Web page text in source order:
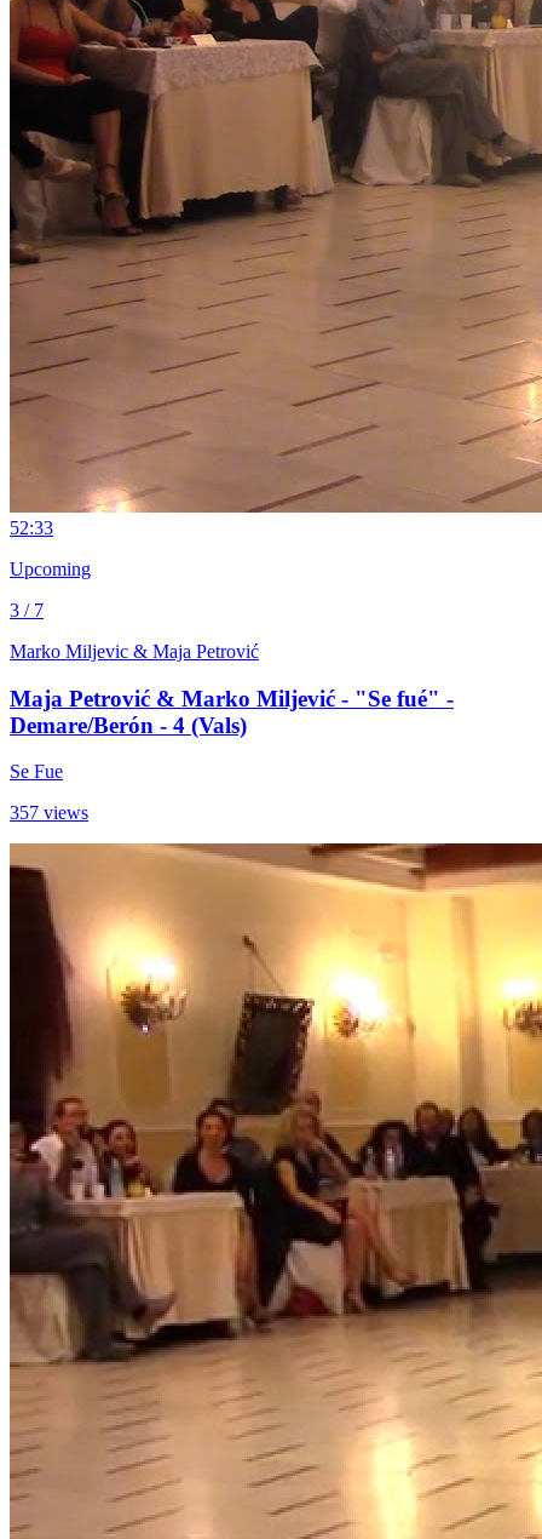
52:33
Upcoming
3 / 7
Marko Miljevic & Maja Petrović
Maja Petrović & Marko Miljević - "Se fué" -
Demare/Berón - 4 (Vals)
Se Fue
357 views